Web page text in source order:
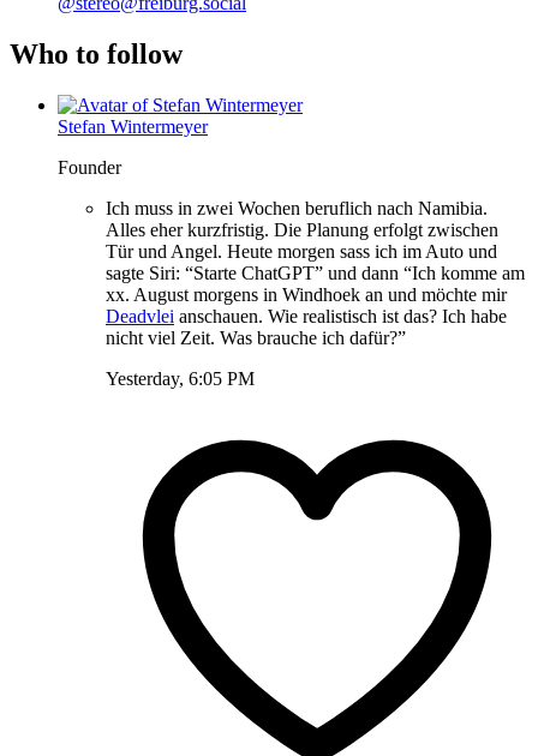
Who to follow
Stefan Wintermeyer
Founder
Ich muss in zwei Wochen beruflich nach Namibia.
Alles eher kurzfristig. Die Planung erfolgt zwischen
Tür und Angel. Heute morgen sass ich im Auto und
sagte Siri: “Starte ChatGPT” und dann “Ich komme am
xx. August morgens in Windhoek an und möchte mir
Deadvlei anschauen. Wie realistisch ist das? Ich habe
nicht viel Zeit. Was brauche ich dafür?”
Yesterday, 6:05 PM